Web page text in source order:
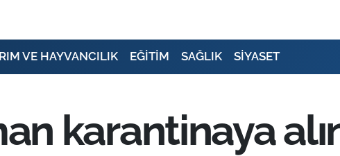
VE HAYVANCILIK EĞİTİM SAĞLIK SİYASET
karantinaya